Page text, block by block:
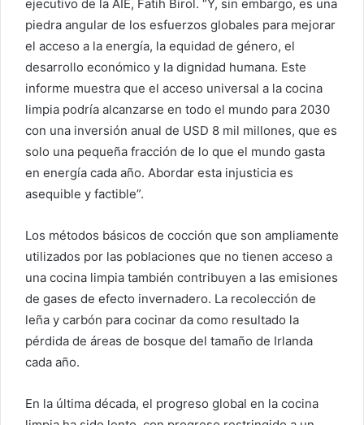
ejecutivo de la AIE, Fatih Birol. “Y, sin embargo, es una
piedra angular de los esfuerzos globales para mejorar
el acceso a la energía, la equidad de género, el
desarrollo económico y la dignidad humana. Este
informe muestra que el acceso universal a la cocina
limpia podría alcanzarse en todo el mundo para 2030
con una inversión anual de USD 8 mil millones, que es
solo una pequeña fracción de lo que el mundo gasta
en energía cada año. Abordar esta injusticia es
asequible y factible”.
Los métodos básicos de cocción que son ampliamente
utilizados por las poblaciones que no tienen acceso a
una cocina limpia también contribuyen a las emisiones
de gases de efecto invernadero. La recolección de
leña y carbón para cocinar da como resultado la
pérdida de áreas de bosque del tamaño de Irlanda
cada año.
En la última década, el progreso global en la cocina